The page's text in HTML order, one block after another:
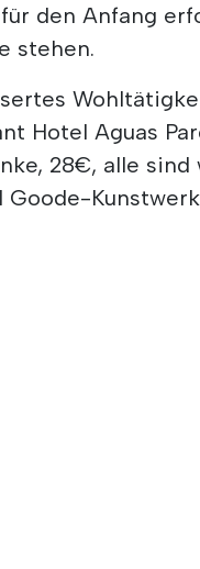
den Anfang
stehen.
Hotel Aguas
28€, alle sind